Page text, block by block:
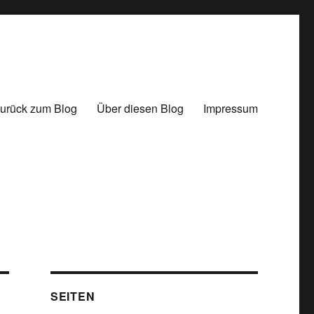
zum Blog Über diesen Blog Impressum
SEITEN